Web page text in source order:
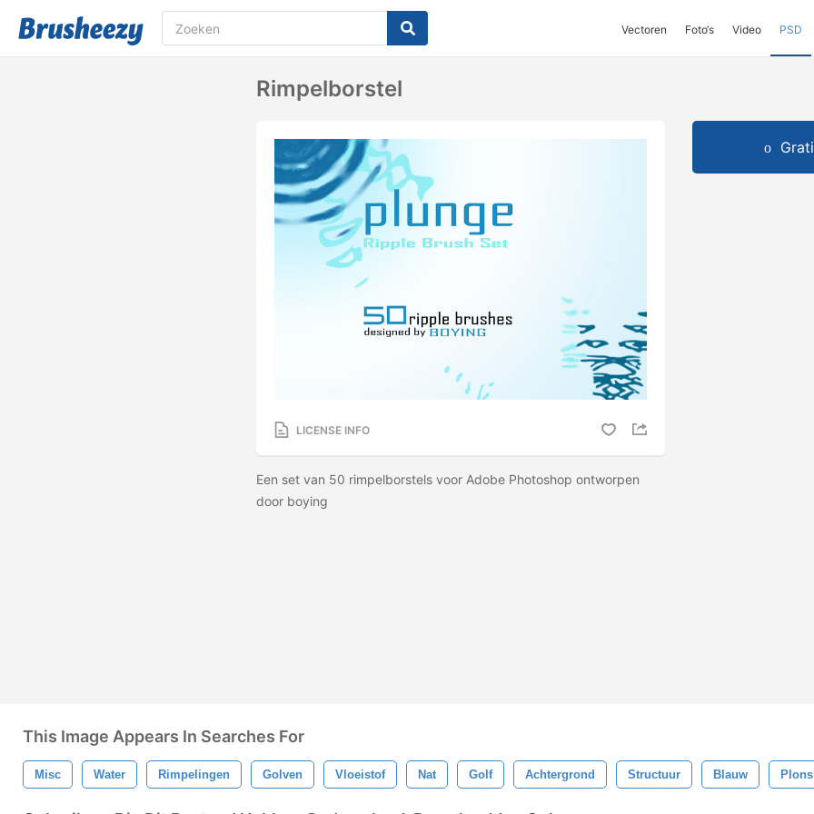
Vectoren Foto‘s Video PSD
Rimpelborstel
LICENSE INFO
Een set van 50 rimpelborstels voor Adobe Photoshop ontworpen
door boying
This Image Appears In Searches For
Misc Water Rimpelingen Golven Vloeistof Nat Golf Achtergrond Structuur Blauw Plons